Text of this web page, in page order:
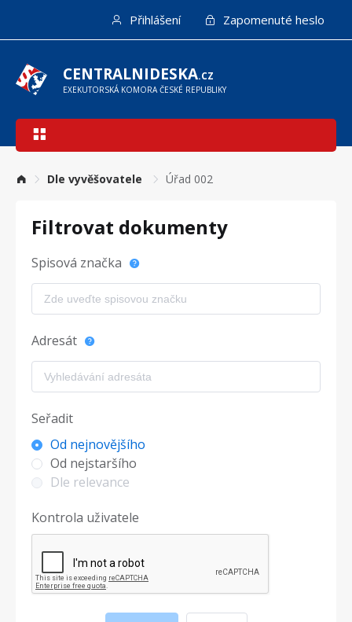
hlavnímu
obsahu
Přihlášení Zapomenuté heslo
CENTRALNIDESKA.CZ
EXEKUTORSKÁ KOMORA ČESKÉ REPUBLIKY
Hlavní
Dle vyvěšovatele Úřad 002
Filtrovat dokumenty
Spisová značka
Adresát
Seřadit
Od nejnovějšího
Od nejstaršího
Dle relevance
Kontrola uživatele